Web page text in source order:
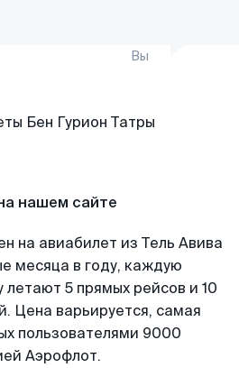
Вы
нашем сайте
на авиабилет из Тель Авива
месяца в году, каждую
5 прямых рейсов и 10
Цена варьируется, самая
пользователями 9000
Аэрофлот.